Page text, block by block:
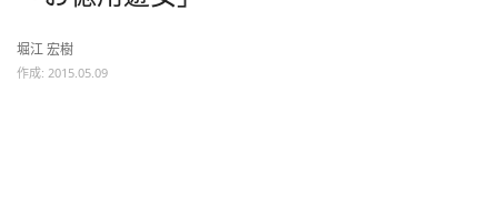
堀江 宏樹
作成: 2015.05.09